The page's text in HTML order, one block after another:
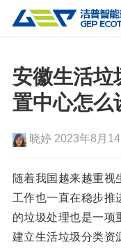
解决方案
服务支持
新闻资讯
走进洁普
安徽生活垃
置中心怎么
晓婷 2023年8月
随着我国越来越重视
工作也一直在稳步推
的垃圾处理也是一项
建立生活垃圾分类资